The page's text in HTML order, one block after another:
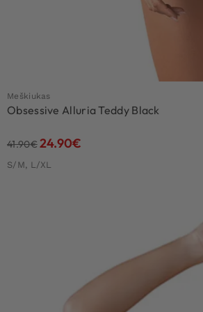
Meškiukas
Obsessive Alluria Teddy Black
41.90€24.90€
S/M, L/XL